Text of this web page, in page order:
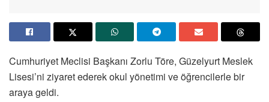
Cumhuriyet Meclisi Başkanı Zorlu Töre, Güzelyurt Meslek
Lisesi’ni ziyaret ederek okul yönetimi ve öğrencilerle bir
araya geldi.